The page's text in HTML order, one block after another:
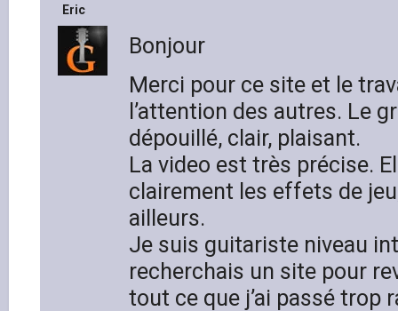
Eric
Bonjour
Merci pour ce site et le
l’attention des autres. Le
dépouillé, clair, plaisant.
La video est très précise.
clairement les effets de
ailleurs.
Je suis guitariste niveau
recherchais un site pour
tout ce que j’ai passé trop